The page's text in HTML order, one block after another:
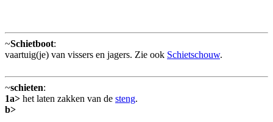
~Schietboot:
vaartuig(je) van vissers en jagers. Zie ook Schietschouw.
~schieten:
1a> het laten zakken van de steng.
b>